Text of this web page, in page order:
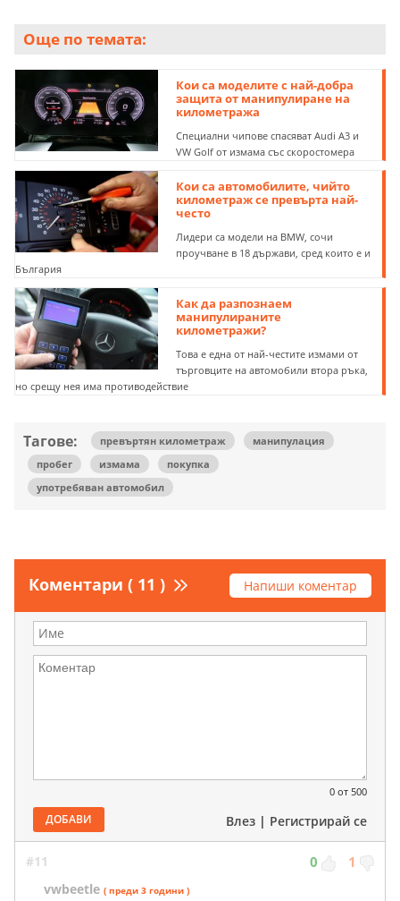
Още по темата:
Кои са моделите с най-добра
защита от манипулиране на
километража
Специални чипове спасяват Audi A3 и
VW Golf от измама със скоростомера
Кои са автомобилите, чийто
километраж се превърта най-
често
Лидери са модели на BMW, сочи
проучване в 18 държави, сред които е и
България
Как да разпознаем
манипулираните
километражи?
Това е една от най-честите измами от
търговците на автомобили втора ръка,
но срещу нея има противодействие
Тагове: превъртян километраж
манипулация
пробег
измама
покупка
употребяван автомобил
Коментари ( 11 ) Напиши коментар
0 от 500
ДОБАВИ Влез | Регистрирай се
#11 0 1
vwbeetle ( преди 3 години )